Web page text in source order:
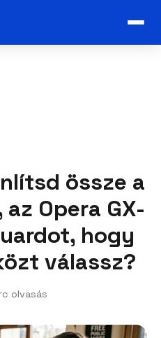
össze a
Opera GX-
hogy
válassz?
olvasás